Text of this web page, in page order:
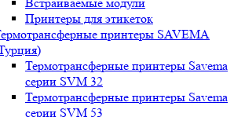
Принтеры для этикеток
принтеры SAVEMA
Термотрансферные принтеры Savema
серии SVM 32
Термотрансферные принтеры Savema
серии SVM 53